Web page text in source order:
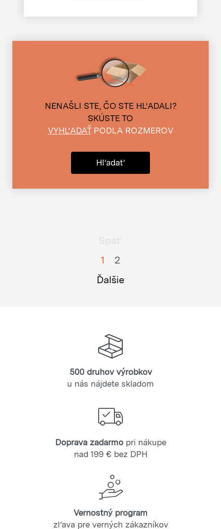
NENAŠLI STE, ČO STE HĽADALI?
SKÚSTE TO
VYHĽADAŤPODLA ROZMEROV
Hľadať
1
2
Ďalšie
500 druhov výrobkov
u nás nájdete skladom
Doprava zadarmopri nákupe
nad 199 € bez DPH
Vernostný program
zľava pre verných zákazníkov